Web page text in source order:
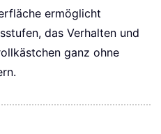
ermöglicht
das Verhalten und
ganz ohne